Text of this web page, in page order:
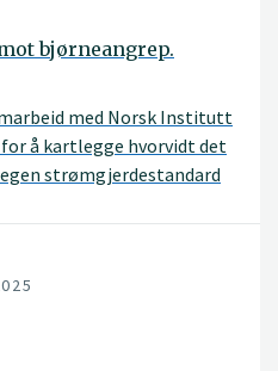
bjørneangrep.
med Norsk Institutt
å kartlegge hvorvidt det
strømgjerdestandard
av våre
Østlandet.